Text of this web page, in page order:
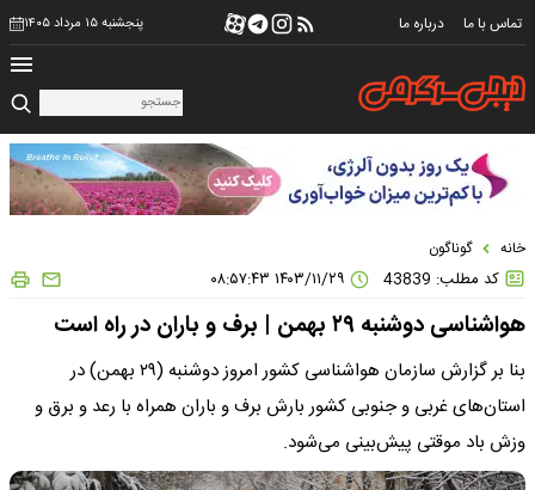
تماس با ما درباره ما پنجشنبه ۱۵ مرداد ۱۴۰۵
خانه گوناگون
کد مطلب: 43839
هواشناسی دوشنبه ۲۹ بهمن | برف و باران در راه است
بنا بر گزارش سازمان هواشناسی کشور امروز دوشنبه (۲۹ بهمن) در
استان‌های غربی و جنوبی کشور بارش برف و باران همراه با رعد و برق و
وزش باد موقتی پیش‌بینی می‌شود.